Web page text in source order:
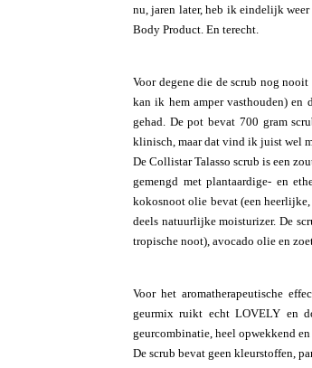
nu, jaren later, heb ik eindelijk
Body Product. En terecht.
Voor degene die de scrub nog
kan ik hem amper vasthouden)
gehad. De pot bevat 700 gram
klinisch, maar dat vind ik juist wel
De Collistar Talasso scrub is een
gemengd met plantaardige- en
kokosnoot olie bevat (een
deels natuurlijke moisturizer. De
tropische noot), avocado olie en
Voor het aromatherapeutische
geurmix ruikt echt LOVELY en
geurcombinatie, heel opwekkend
De scrub bevat geen kleurstoffen,